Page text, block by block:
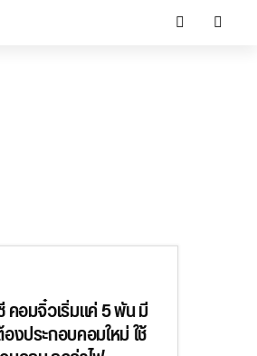
อมจิ๋วเริ่มแค่ 5 พัน มี
งประกอบคอมใหม่ ใช้